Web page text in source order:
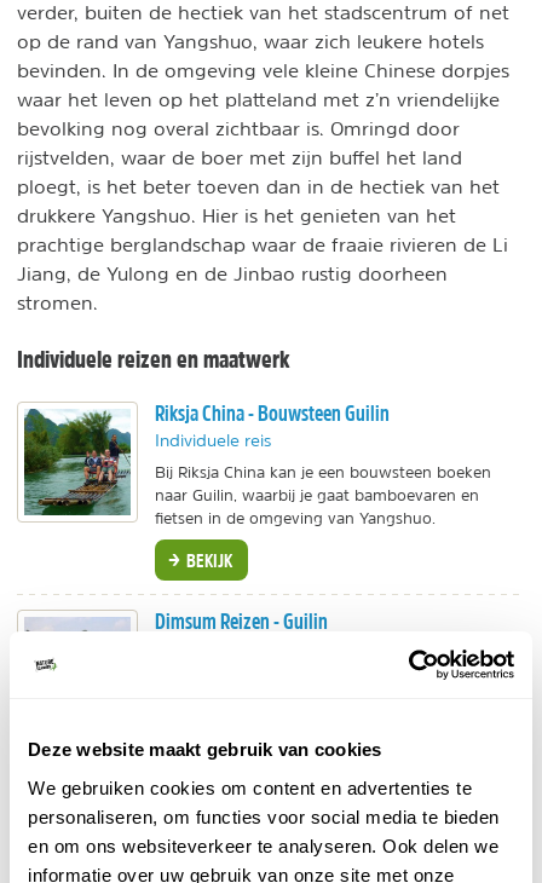
Deze website maakt gebruik van cookies
We gebruiken cookies om content en advertenties te
personaliseren, om functies voor social media te bieden
en om ons websiteverkeer te analyseren. Ook delen we
informatie over uw gebruik van onze site met onze
verder, buiten de hectiek van het stadscentrum of net
op de rand van Yangshuo, waar zich leukere hotels
bevinden. In de omgeving vele kleine Chinese dorpjes
waar het leven op het platteland met z’n vriendelijke
bevolking nog overal zichtbaar is. Omringd door
rijstvelden, waar de boer met zijn buffel het land
ploegt, is het beter toeven dan in de hectiek van het
drukkere Yangshuo. Hier is het genieten van het
prachtige berglandschap waar de fraaie rivieren de Li
Jiang, de Yulong en de Jinbao rustig doorheen
stromen.
Individuele reizen en maatwerk
Riksja China - Bouwsteen Guilin
Individuele reis
Bij Riksja China kan je een bouwsteen boeken
naar Guilin, waarbij je gaat bamboevaren en
fietsen in de omgeving van Yangshuo.
BEKIJK
Dimsum Reizen - Guilin
Dimsum Reizen biedt groepsreizen, individuele
BEKIJK
Lotus Tours - Maatwerkreizen China
Individuele reis, Maatwerk